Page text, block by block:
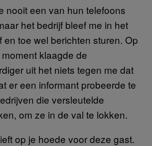
nooit een van hun telefoons
het bedrijf bleef me in het
en toe wel berichten sturen. Op
klaagde de
uit het niets tegen me dat
er een informant probeerde te
die versleutelde
om ze in de val te lokken.
op je hoede voor deze gast.